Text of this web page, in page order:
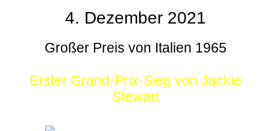
4. Dezember 2021
Großer Preis von Italien 1965
Erster Grand-Prix-Sieg von Jackie
Stewart